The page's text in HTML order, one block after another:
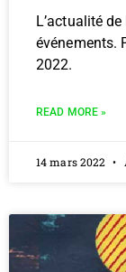
L’actualité
événements.
2022.
READ MORE »
14 mars 2022